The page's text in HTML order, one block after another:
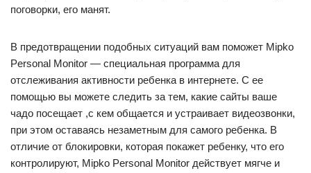
поговорки, его манят.
В предотвращении подобных ситуаций вам поможет Mipko
Personal Monitor — специальная программа для
отслеживания активности ребенка в интернете. С ее
помощью вы можете следить за тем, какие сайты ваше
чадо посещает ,с кем общается и устраивает видеозвонки,
при этом оставаясь незаметным для самого ребенка. В
отличие от блокировки, которая покажет ребенку, что его
контролируют, Mipko Personal Monitor действует мягче и